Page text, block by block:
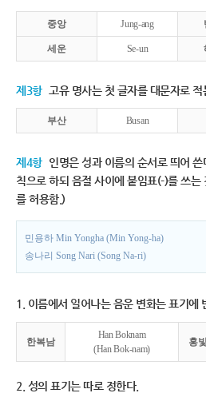
중앙 Jung-ang
세운 Se-un
제3항 고유 명사는 첫 글자를 대문자로 적
부산 Busan
제4항 인명은 성과 이름의 순서로 띄어
칙으로 하되 음절 사이에 붙임표(-)를 쓰는
를 허용함.)
민용하 Min Yongha (Min Yong-ha)
송나리 Song Nari (Song Na-ri)
1. 이름에서 일어나는 음운 변화는 표기에
한복남
Han Boknam
(Han Bok-nam)
홍
2. 성의 표기는 따로 정한다.